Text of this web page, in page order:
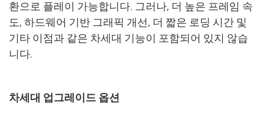
환으로 플레이 가능합니다. 그러나, 더 높은 프레임 속
도, 하드웨어 기반 그래픽 개선, 더 짧은 로딩 시간 및
기타 이점과 같은 차세대 기능이 포함되어 있지 않습
니다.
차세대 업그레이드 옵션